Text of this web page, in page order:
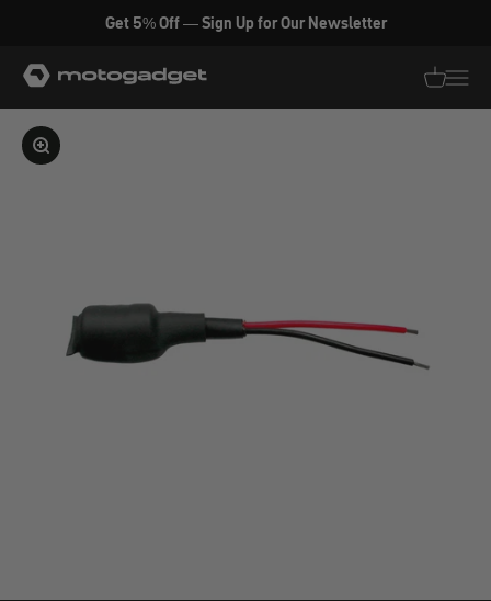
Zum Inhalt springen
Get 5% Off — Sign Up for Our Newsletter
motogadget GmbH
Bild vergrößern